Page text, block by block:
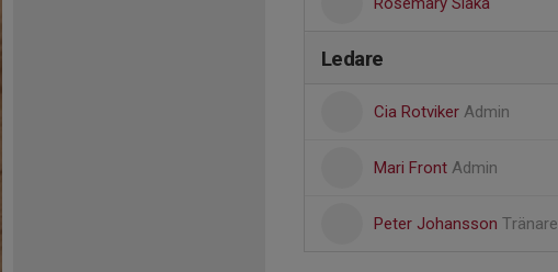
Ledare
Cia Rotviker Admin
Mari Front Admin
Peter Johansson Tränare